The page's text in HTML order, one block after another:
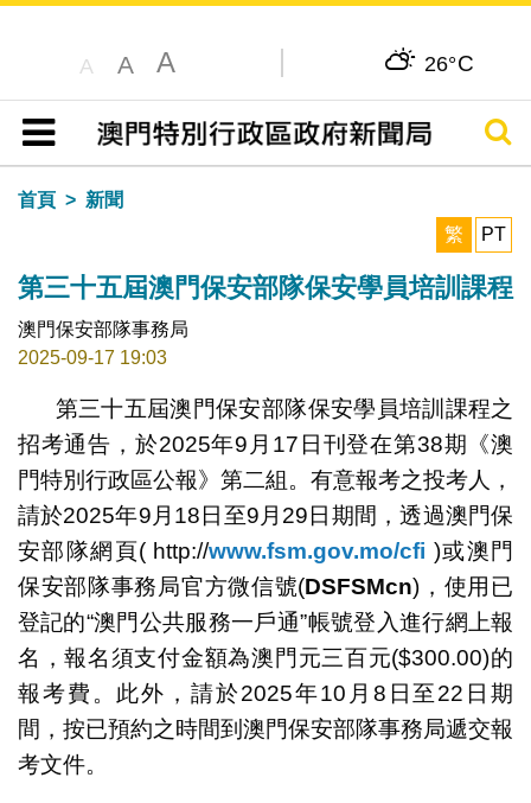
A A A 26°C
目錄
搜尋
首頁
新聞
繁
PT
第三十五屆澳門保安部隊保安學員培訓課程
澳門保安部隊事務局
2025-09-17 19:03
第三十五屆澳門保安部隊保安學員培訓課程之
招考通告，於2025年9月17日刊登在第38期《澳
門特別行政區公報》第二組。有意報考之投考人，
請於2025年9月18日至9月29日期間，透過澳門保
安部隊網頁( http://www.fsm.gov.mo/cfi )或澳門
保安部隊事務局官方微信號(DSFSMcn)，使用已
登記的“澳門公共服務一戶通”帳號登入進行網上報
名，報名須支付金額為澳門元三百元($300.00)的
報考費。此外，請於2025年10月8日至22日期
間，按已預約之時間到澳門保安部隊事務局遞交報
考文件。